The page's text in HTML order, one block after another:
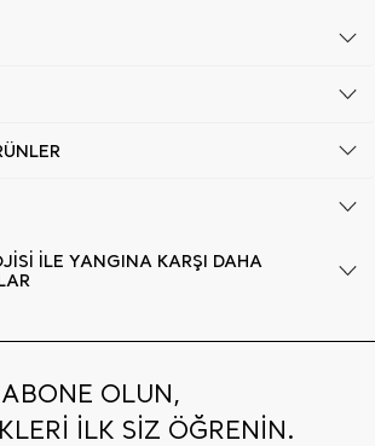
İLE YANGINA KARŞI DAHA
OLUN,
İLK SİZ ÖĞRENİN.